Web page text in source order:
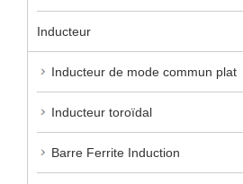
Inducteur
Inducteur de mode commun plat
Inducteur toroïdal
Barre Ferrite Induction